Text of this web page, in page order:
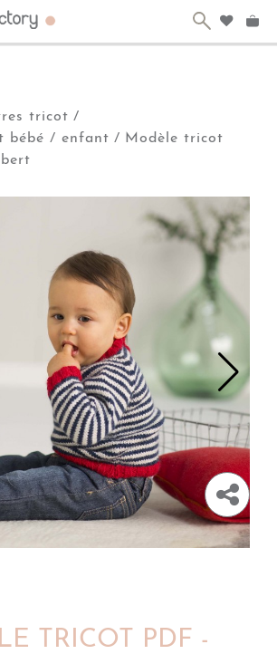
tricot /
bébé / enfant / Modèle tricot
TRICOT PDF -